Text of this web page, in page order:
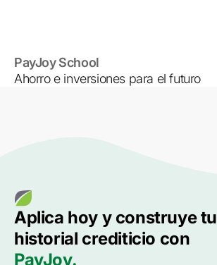
PayJoy School
Ahorro e inversiones para el futuro
Aplica hoy y construye tu
historial crediticio con
PayJoy.